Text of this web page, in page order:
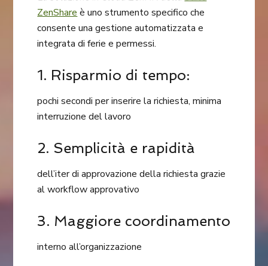
ZenShare è uno strumento specifico che
consente una gestione automatizzata e
integrata di ferie e permessi.
1. Risparmio di tempo:
pochi secondi per inserire la richiesta, minima
interruzione del lavoro
2. Semplicità e rapidità
dell’iter di approvazione della richiesta grazie
al workflow approvativo
3. Maggiore coordinamento
interno all’organizzazione